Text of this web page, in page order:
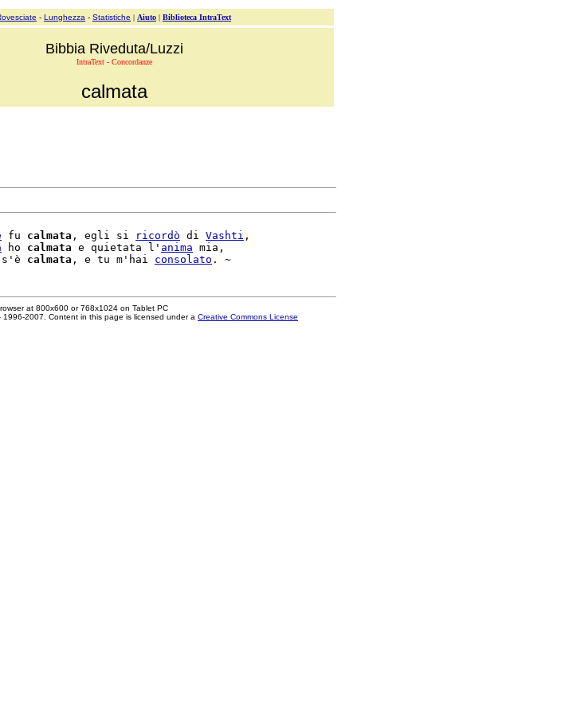
- Lunghezza - Statistiche | Aiuto | Biblioteca IntraText
Bibbia Riveduta/Luzzi
IntraText - Concordanze
calmata
fu calmata , egli si ricordò di Vashti ,
ho calmata e quietata l' anima mia,
calmata , e tu m'hai consolato
at 800x600 or 768x1024 on Tablet PC
1996-2007. Content in this page is licensed under a Creative Commons License